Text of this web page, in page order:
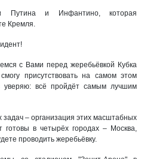
Путина и Инфантино, которая
Кремля.
с Вами перед жеребьёвкой Кубка
присутствовать на самом этом
всё пройдёт самым лучшим
– организация этих масштабных
готовы в четырёх городах – Москва,
проводить жеребьёвку.